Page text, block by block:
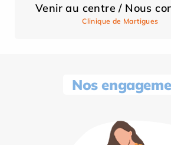
Venir au centre / Nous
Clinique de Martigues
Nos